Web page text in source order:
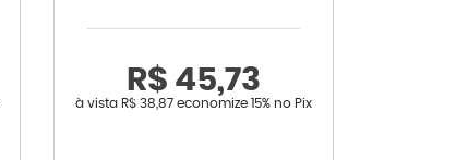
R$ 45,73
à vista R$ 38,87economize 15% no Pix